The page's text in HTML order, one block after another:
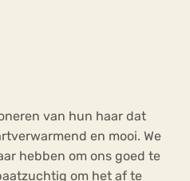
van hun haar dat
en mooi. We
hebben om ons goed te
om het af te